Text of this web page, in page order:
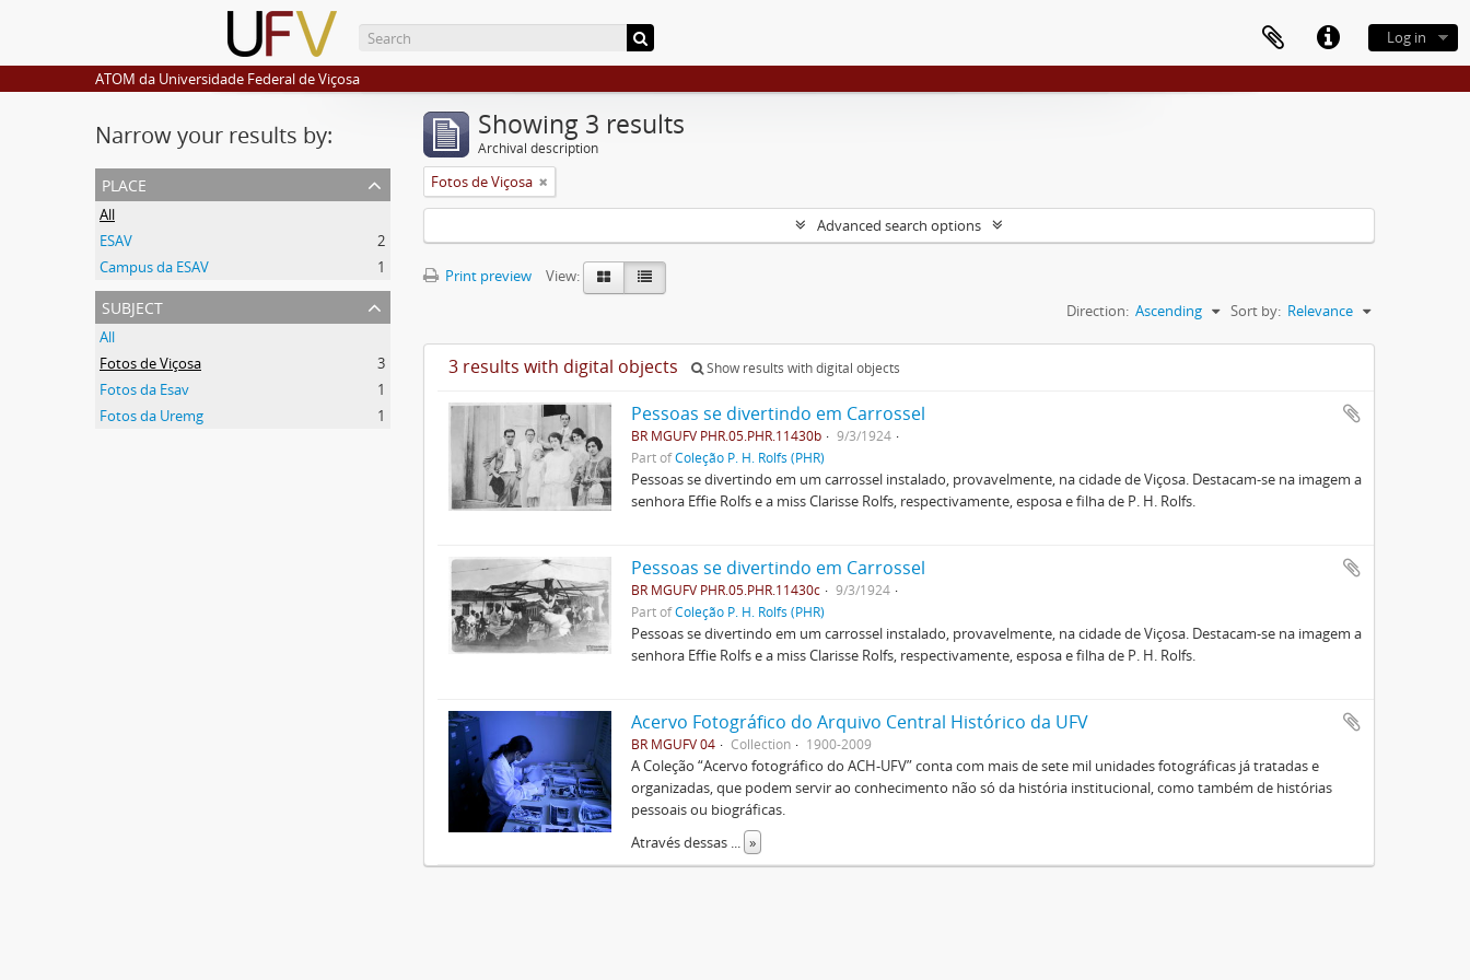
Log in
ATOM da Universidade Federal de Viçosa
Narrow your results by:
place
All
ESAV
2
Campus da ESAV
1
subject
All
Fotos de Viçosa
3
Fotos da Esav
1
Fotos da Uremg
1
Showing 3 results
Archival description
Fotos de Viçosa
Advanced search options
Print preview
View:
Sort by: Relevance
Direction: Ascending
3 results with digital objects Show results with digital objects
Pessoas se divertindo em Carrossel
BR MGUFV PHR.05.PHR.11430b
9/3/1924
Part ofColeção P. H. Rolfs (PHR)
Pessoas se divertindo em um carrossel instalado, provavelmente, na cidade de Viçosa. Destacam-se na imagem a
senhora Effie Rolfs e a miss Clarisse Rolfs, respectivamente, esposa e filha de P. H. Rolfs.
Pessoas se divertindo em Carrossel
BR MGUFV PHR.05.PHR.11430c
9/3/1924
Part ofColeção P. H. Rolfs (PHR)
Pessoas se divertindo em um carrossel instalado, provavelmente, na cidade de Viçosa. Destacam-se na imagem a
senhora Effie Rolfs e a miss Clarisse Rolfs, respectivamente, esposa e filha de P. H. Rolfs.
Acervo Fotográfico do Arquivo Central Histórico da UFV
BR MGUFV 04 Collection 1900-2009
A Coleção “Acervo fotográfico do ACH-UFV” conta com mais de sete mil unidades fotográficas já tratadas e
organizadas, que podem servir ao conhecimento não só da história institucional, como também de histórias
pessoais ou biográficas.
Através dessas
»